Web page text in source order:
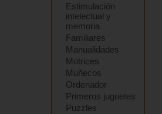
Estimulación
intelectual y
memoria
Familiares
Manualidades
Motrices
Muñecos
Ordenador
Primeros juguetes
Puzzles